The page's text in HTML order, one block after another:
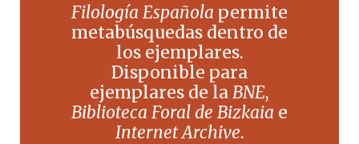
Filología Española permite
metabúsquedas dentro de
los ejemplares.
Disponible para
ejemplares de laBNE,
Biblioteca Foral de Bizkaia e
Internet Archive.